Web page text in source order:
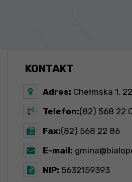
KONTAKT
Adres: Chełmska 1,
Telefon:(82) 568 22
Fax:(82) 568 22 86
E-mail:
NIP: 5632159393